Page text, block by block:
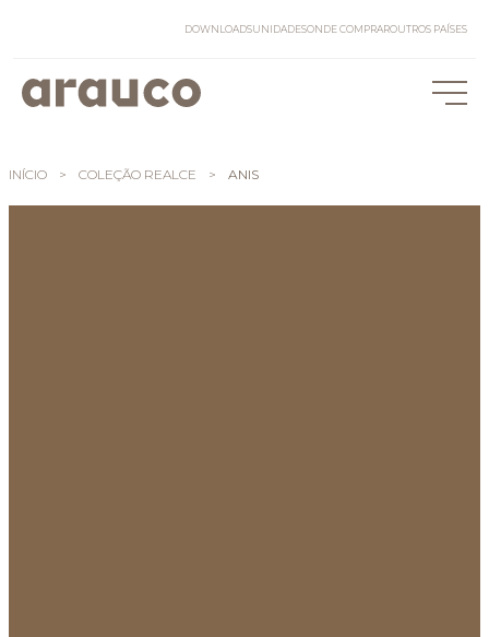
DOWNLOADSUNIDADESONDE COMPRAROUTROS PAÍSES
INÍCIO > COLEÇÃO REALCE > ANIS